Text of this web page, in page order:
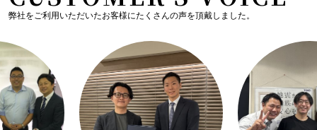
弊社をご利用いただいたお客様にたくさんの声を頂戴しました。